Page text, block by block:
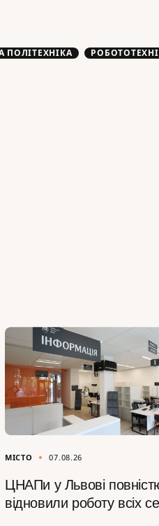
ПОЛІТЕХНІКА
МІСТО 07.08.26
ЦНАПи у Львові
відновили роботу всіх